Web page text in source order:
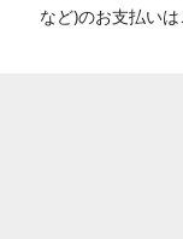
など)のお支払いは